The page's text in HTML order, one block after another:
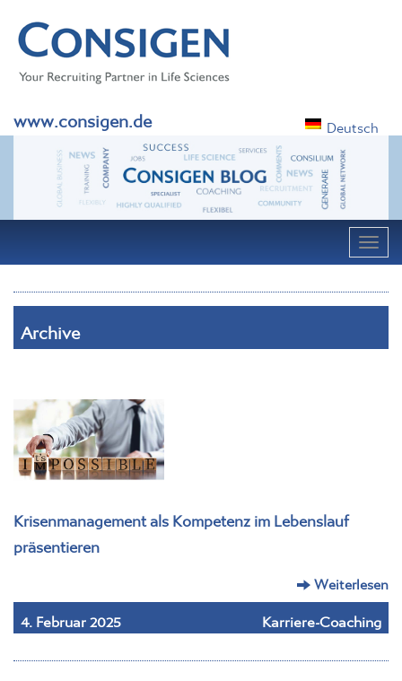
www.consigen.de Deutsch
Archive
Krisenmanagement als Kompetenz im Lebenslauf
präsentieren
Weiterlesen
4. Februar 2025 Karriere-Coaching